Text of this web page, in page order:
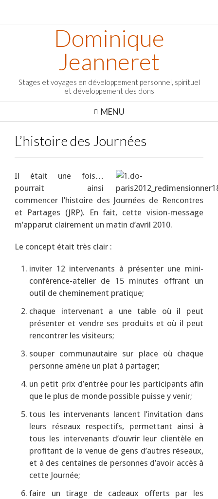
Dominique
Jeanneret
Stages et voyages en développement personnel, spirituel
et développement des dons
MENU
L’histoire des Journées
Il était une fois…
pourrait ainsi
commencer l’histoire des Journées de Rencontres
et Partages (JRP). En fait, cette vision-message
m’apparut clairement un matin d’avril 2010.
Le concept était très clair :
inviter 12 intervenants à présenter une mini-
conférence-atelier de 15 minutes offrant un
outil de cheminement pratique;
chaque intervenant a une table où il peut
présenter et vendre ses produits et où il peut
rencontrer les visiteurs;
souper communautaire sur place où chaque
personne amène un plat à partager;
un petit prix d’entrée pour les participants afin
que le plus de monde possible puisse y venir;
tous les intervenants lancent l’invitation dans
leurs réseaux respectifs, permettant ainsi à
tous les intervenants d’ouvrir leur clientèle en
profitant de la venue de gens d’autres réseaux,
et à des centaines de personnes d’avoir accès à
cette Journée;
faire un tirage de cadeaux offerts par les